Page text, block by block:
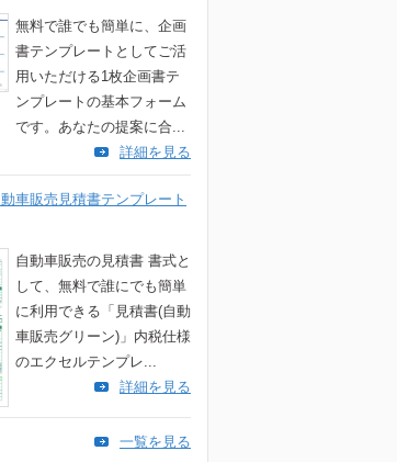
無料で誰でも簡単に、企画
書テンプレートとしてご活
用いただける1枚企画書テ
ンプレートの基本フォーム
です。あなたの提案に合...
詳細を見る
車販売見積書テンプレート
自動車販売の見積書 書式と
して、無料で誰にでも簡単
に利用できる「見積書(自動
車販売グリーン)」内税仕様
のエクセルテンプレ...
詳細を見る
一覧を見る